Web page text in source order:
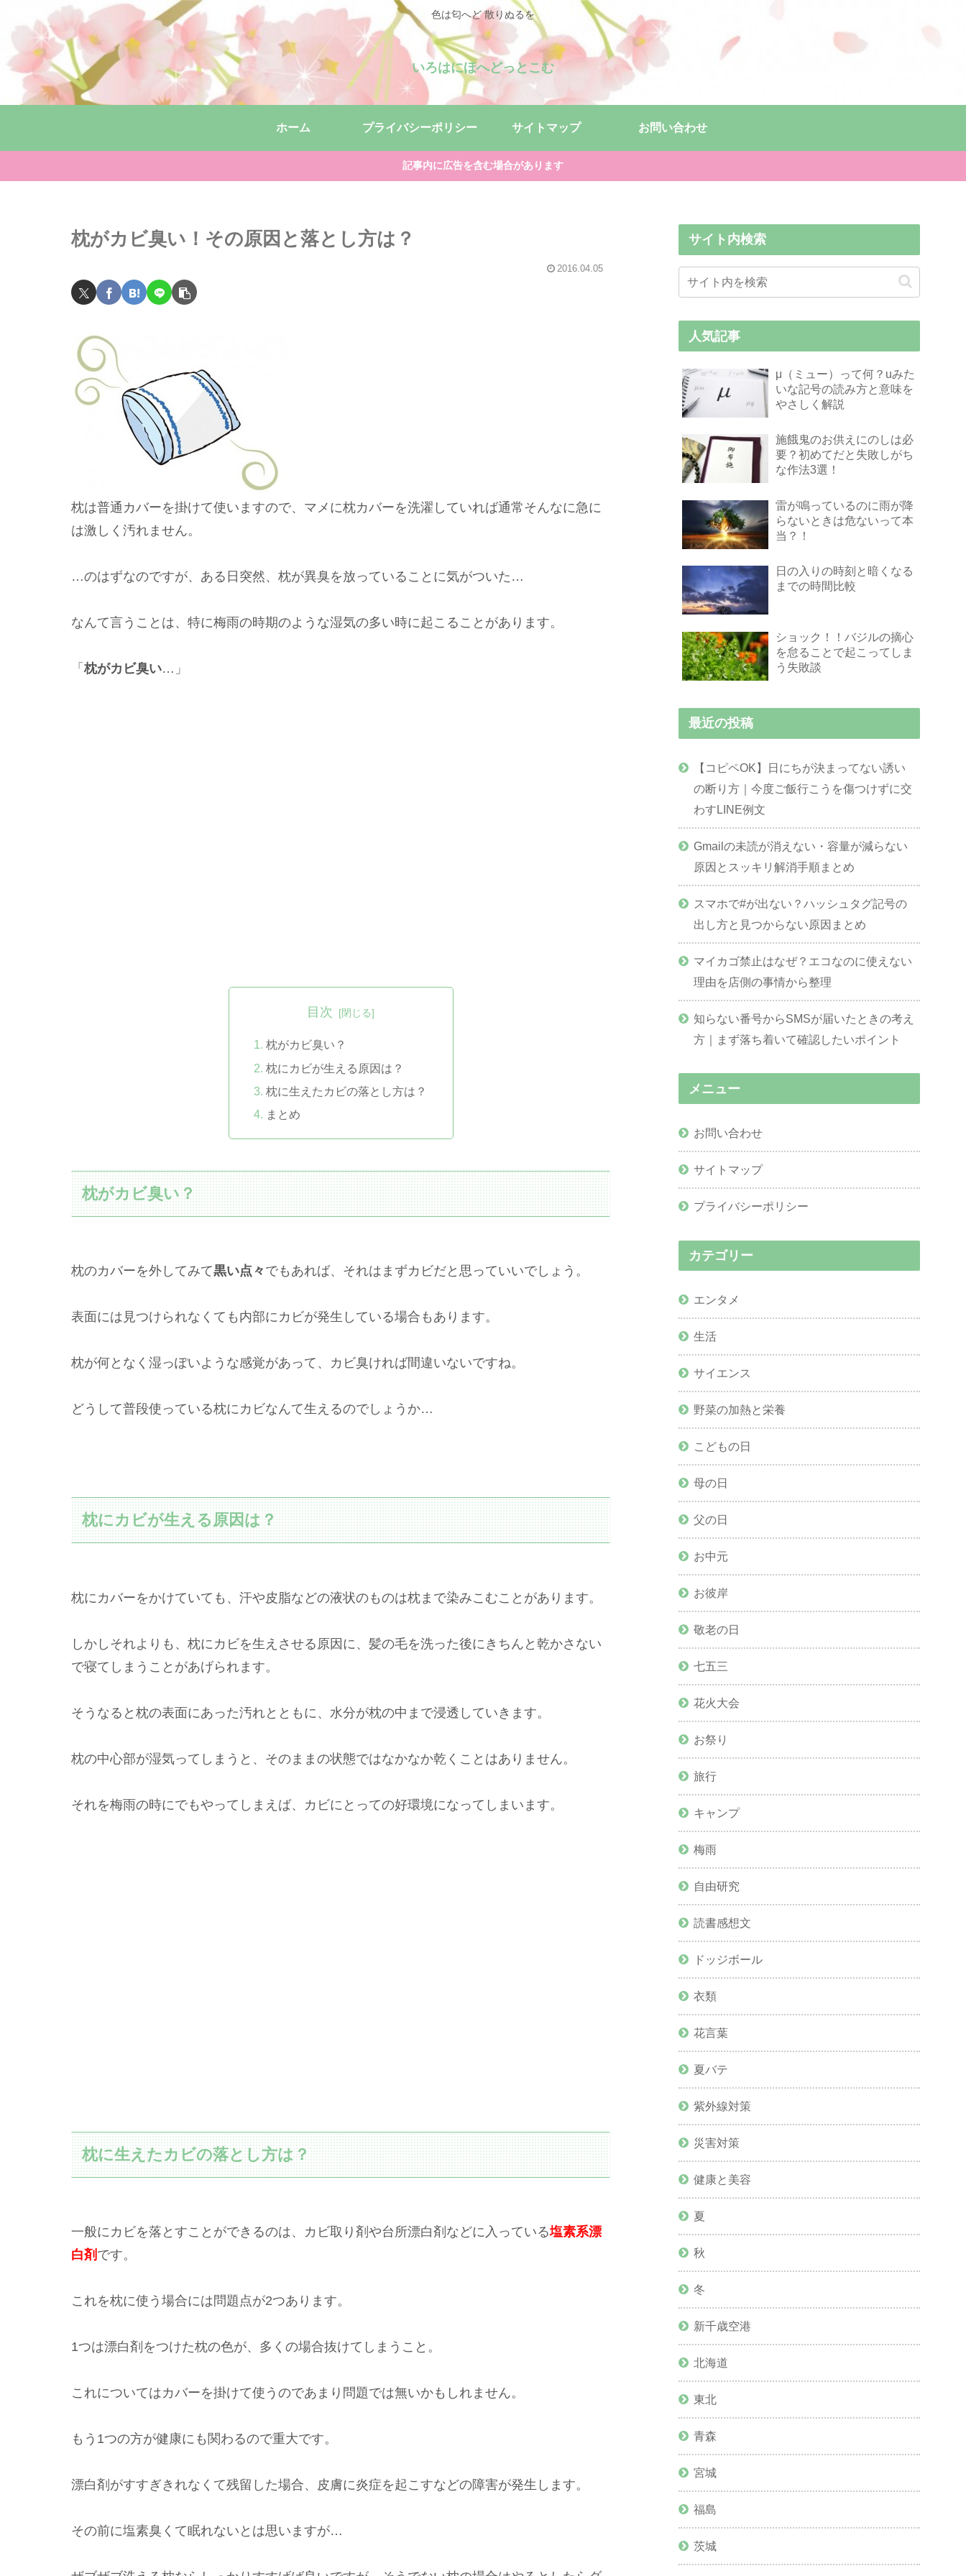
色は匂へど 散りぬるを
いろはにほへどっとこむ
ホーム プライバシーポリシー サイトマップ お問い合わせ
記事内に広告を含む場合があります
枕がカビ臭い！その原因と落とし方は？
2016.04.05
枕は普通カバーを掛けて使いますので、マメに枕カバーを洗濯していれば通常そんなに急に
は激しく汚れません。
…のはずなのですが、ある日突然、枕が異臭を放っていることに気がついた…
なんて言うことは、特に梅雨の時期のような湿気の多い時に起こることがあります。
「 枕がカビ臭い…」
目次
枕がカビ臭い？
枕にカビが生える原因は？
枕に生えたカビの落とし方は？
まとめ
枕がカビ臭い？
枕のカバーを外してみて黒い点々 でもあれば、それはまずカビだと思っていいでしょう。
表面には見つけられなくても内部にカビが発生している場合もあります。
枕が何となく湿っぽいような感覚があって、カビ臭ければ間違いないですね。
どうして普段使っている枕にカビなんて生えるのでしょうか…
枕にカビが生える原因は？
枕にカバーをかけていても、汗や皮脂などの液状のものは枕まで染みこむことがあります。
しかしそれよりも、枕にカビを生えさせる原因に、髪の毛を洗った後にきちんと乾かさない
で寝てしまうことがあげられます。
そうなると枕の表面にあった汚れとともに、水分が枕の中まで浸透していきます。
枕の中心部が湿気ってしまうと、そのままの状態ではなかなか乾くことはありません。
それを梅雨の時にでもやってしまえば、カビにとっての好環境になってしまいます。
枕に生えたカビの落とし方は？
一般にカビを落とすことができるのは、カビ取り剤や台所漂白剤などに入っている塩素系漂
白剤 です。
これを枕に使う場合には問題点が2つあります。
1つは漂白剤をつけた枕の色が、多くの場合抜けてしまうこと。
これについてはカバーを掛けて使うのであまり問題では無いかもしれません。
もう1つの方が健康にも関わるので重大です。
漂白剤がすすぎきれなくて残留した場合、皮膚に炎症を起こすなどの障害が発生します。
その前に塩素臭くて眠れないとは思いますが…
サイト内検索
人気記事
μ（ミュー）って何？uみた
いな記号の読み方と意味を
やさしく解説
施餓鬼のお供えにのしは必
要？初めてだと失敗しがち
な作法3選！
雷が鳴っているのに雨が降
らないときは危ないって本
当？！
日の入りの時刻と暗くなる
までの時間比較
ショック！！バジルの摘心
を怠ることで起こってしま
う失敗談
最近の投稿
【コピペOK】日にちが決まってない誘い
の断り方｜今度ご飯行こうを傷つけずに交
わすLINE例文
Gmailの未読が消えない・容量が減らない
原因とスッキリ解消手順まとめ
スマホで#が出ない？ハッシュタグ記号の
出し方と見つからない原因まとめ
マイカゴ禁止はなぜ？エコなのに使えない
理由を店側の事情から整理
知らない番号からSMSが届いたときの考え
方｜まず落ち着いて確認したいポイント
メニュー
お問い合わせ
サイトマップ
プライバシーポリシー
カテゴリー
エンタメ
生活
サイエンス
野菜の加熱と栄養
こどもの日
母の日
父の日
お中元
お彼岸
敬老の日
七五三
花火大会
お祭り
旅行
キャンプ
梅雨
自由研究
読書感想文
ドッジボール
衣類
花言葉
夏バテ
紫外線対策
災害対策
健康と美容
夏
秋
冬
新千歳空港
北海道
東北
青森
宮城
福島
茨城